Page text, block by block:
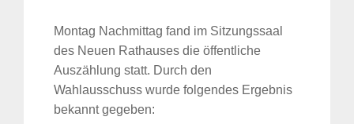
Montag Nachmittag fand im Sitzungssaal
des Neuen Rathauses die öffentliche
Auszählung statt. Durch den
Wahlausschuss wurde folgendes Ergebnis
bekannt gegeben: